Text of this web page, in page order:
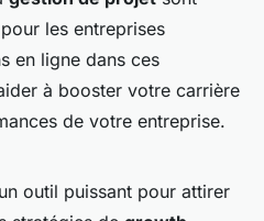
les entreprises
en ligne dans ces
à booster votre carrière
de votre entreprise.
outil puissant pour attirer